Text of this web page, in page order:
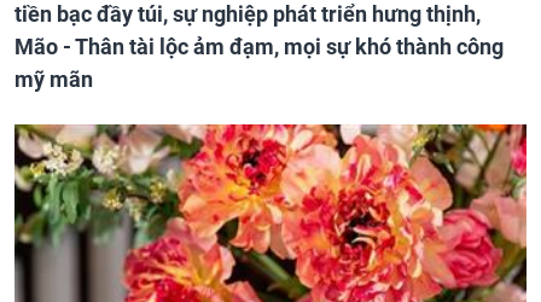
tiền bạc đầy túi, sự nghiệp phát triển hưng thịnh,
Mão - Thân tài lộc ảm đạm, mọi sự khó thành công
mỹ mãn